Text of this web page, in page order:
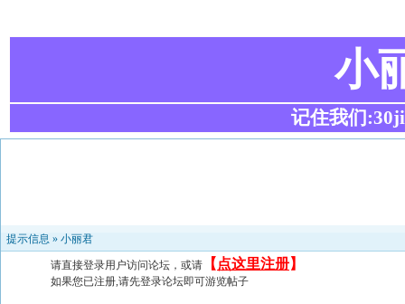
小
记住我们
提示信息 » 小丽君
请直接登录用户访问论坛，或请 【 点这里注册】
如果您已注册,请先登录论坛即可游览帖子